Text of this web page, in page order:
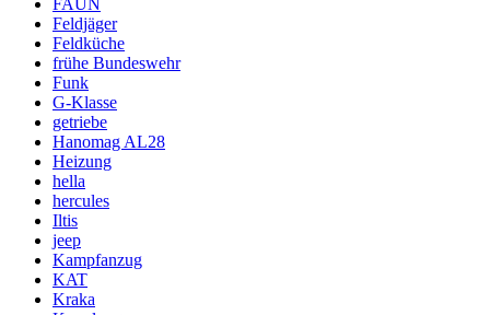
FAUN
Feldjäger
Feldküche
frühe Bundeswehr
Funk
G-Klasse
getriebe
Hanomag AL28
Heizung
hella
hercules
Iltis
jeep
Kampfanzug
KAT
Kraka